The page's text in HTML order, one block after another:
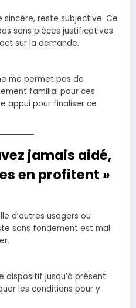
reste subjective. Ce
sans pièces justificatives
sur la demande.
me permet pas de
familial pour ces
appui pour finaliser ce
jamais aidé,
en profitent »
d’autres usagers ou
sans fondement est mal
dispositif jusqu’à présent.
les conditions pour y